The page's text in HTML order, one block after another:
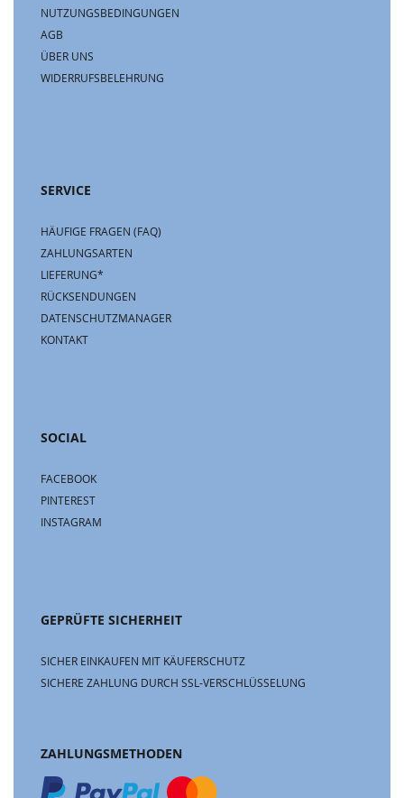
NUTZUNGSBEDINGUNGEN
AGB
ÜBER UNS
WIDERRUFSBELEHRUNG
SERVICE
HÄUFIGE FRAGEN (FAQ)
ZAHLUNGSARTEN
LIEFERUNG*
RÜCKSENDUNGEN
DATENSCHUTZMANAGER
KONTAKT
SOCIAL
FACEBOOK
PINTEREST
INSTAGRAM
GEPRÜFTE SICHERHEIT
SICHER EINKAUFEN MIT KÄUFERSCHUTZ
SICHERE ZAHLUNG DURCH SSL-VERSCHLÜSSELUNG
ZAHLUNGSMETHODEN